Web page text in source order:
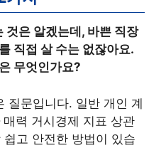
것은 알겠는데, 바쁜 직장
직접 살 수는 없잖아요.
무엇인가요?
질문입니다. 일반 개인 계
매력 거시경제 지표 상관
고 안전한 방법이 있습